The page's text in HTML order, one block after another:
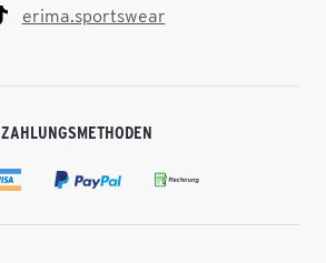
erima.sportswear
ZAHLUNGSMETHODEN